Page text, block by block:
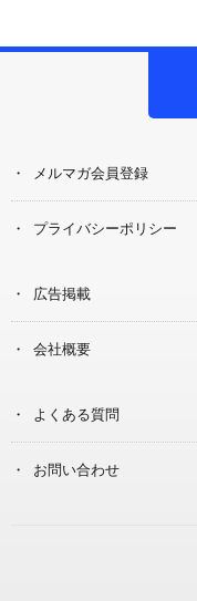
メルマガ会員登録
プライバシーポリシー
広告掲載
会社概要
よくある質問
お問い合わせ